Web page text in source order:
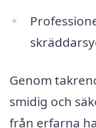
Genom
smidig och
från erfarna